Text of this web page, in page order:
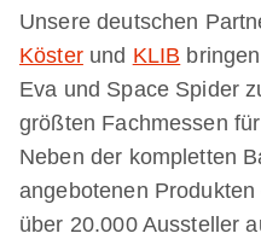
Unsere deutschen
Kösterund KLIB
Eva und Space Spider
größten Fachmessen
Neben der kompletten
angebotenen
über 20.000 Aussteller